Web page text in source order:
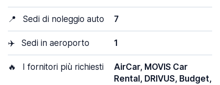
📍 Sedi di noleggio auto 7
✈️ Sedi in aeroporto 1
🔥 I fornitori più richiesti
AirCar, MOVIS Car
Rental, DRIVUS, Budget,